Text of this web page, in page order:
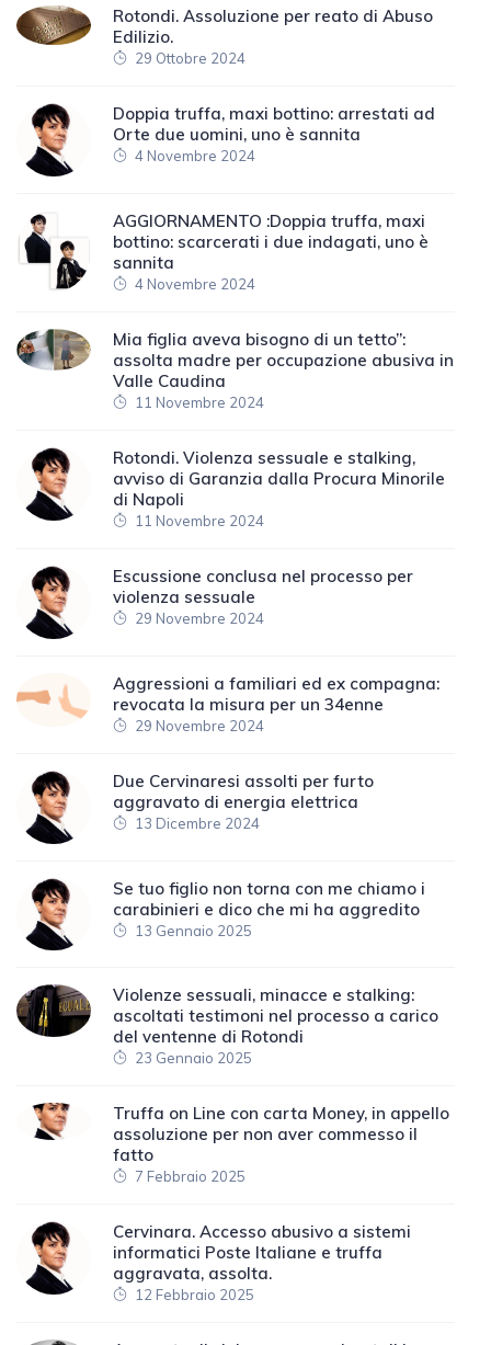
Rotondi. Assoluzione per reato di Abuso
Edilizio.
29 Ottobre 2024
Doppia truffa, maxi bottino: arrestati ad
Orte due uomini, uno è sannita
4 Novembre 2024
AGGIORNAMENTO :Doppia truffa, maxi
bottino: scarcerati i due indagati, uno è
sannita
4 Novembre 2024
Mia figlia aveva bisogno di un tetto”:
assolta madre per occupazione abusiva in
Valle Caudina
11 Novembre 2024
Rotondi. Violenza sessuale e stalking,
avviso di Garanzia dalla Procura Minorile
di Napoli
11 Novembre 2024
Escussione conclusa nel processo per
violenza sessuale
29 Novembre 2024
Aggressioni a familiari ed ex compagna:
revocata la misura per un 34enne
29 Novembre 2024
Due Cervinaresi assolti per furto
aggravato di energia elettrica
13 Dicembre 2024
Se tuo figlio non torna con me chiamo i
carabinieri e dico che mi ha aggredito
13 Gennaio 2025
Violenze sessuali, minacce e stalking:
ascoltati testimoni nel processo a carico
del ventenne di Rotondi
23 Gennaio 2025
Truffa on Line con carta Money, in appello
assoluzione per non aver commesso il
fatto
7 Febbraio 2025
Cervinara. Accesso abusivo a sistemi
informatici Poste Italiane e truffa
aggravata, assolta.
12 Febbraio 2025